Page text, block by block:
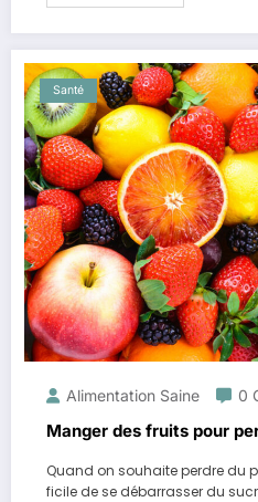
Santé
Alimentation Saine 0
Manger des fruits pour
Quand on souhaite perdre du
ficile de se débarrasser du